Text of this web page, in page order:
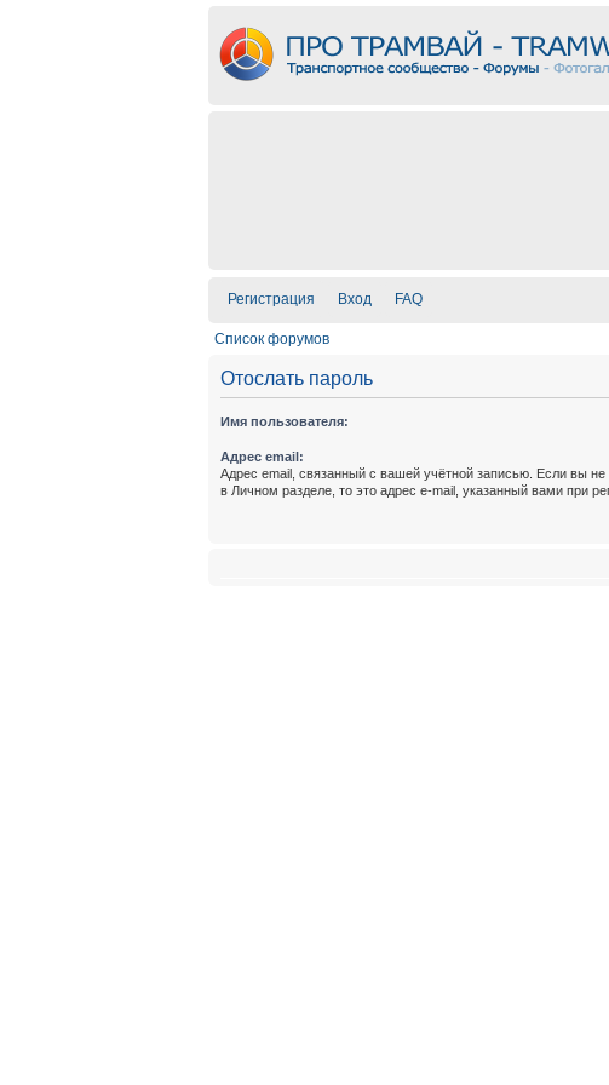
Регистрация Вход FAQ
Список форумов
Отослать пароль
Имя пользователя:
Адрес email:
Адрес email, связанный с вашей учётной записью. Если вы не
в Личном разделе, то это адрес e-mail, указанный вами при